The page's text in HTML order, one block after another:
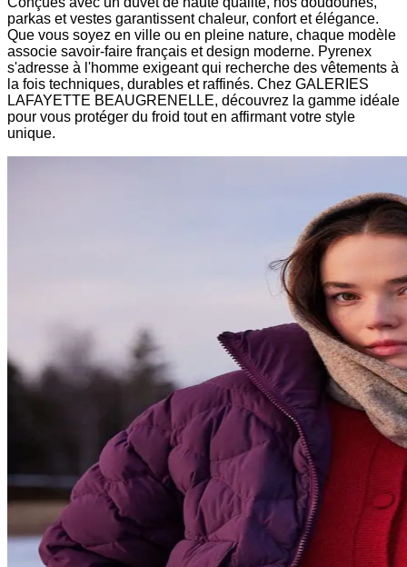
parkas et vestes garantissent chaleur, confort et élégance.
Que vous soyez en ville ou en pleine nature, chaque modèle
associe savoir-faire français et design moderne. Pyrenex
s'adresse à l'homme exigeant qui recherche des vêtements à
la fois techniques, durables et raffinés. Chez GALERIES
LAFAYETTE BEAUGRENELLE, découvrez la gamme idéale
pour vous protéger du froid tout en affirmant votre style
unique.